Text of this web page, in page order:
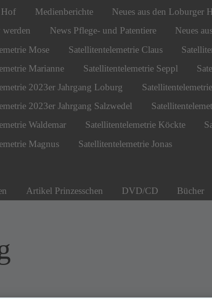
Hof Medienberichte Neues aus den Loburger
News Pflege- und Patentiere
Neues
Mose
Satellitentelemetrie Claus
Marianne
Satellitentelemetrie Seppl
2023er Jahrgang Loburg
2023er Jahrgang Salzwedel
Waldemar
Satellitentelemetrie Köckte
Magnus
Satellitentelemetrie Jonas
Artikel Prinzesschen DVD/CD Bücher